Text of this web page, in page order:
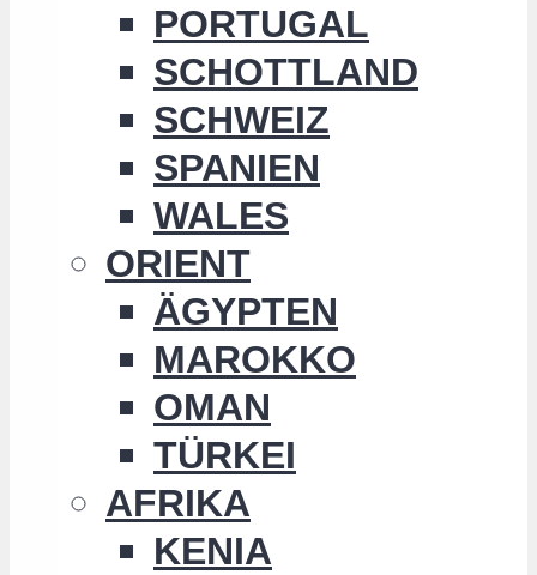
PORTUGAL
SCHOTTLAND
SCHWEIZ
SPANIEN
WALES
ORIENT
ÄGYPTEN
MAROKKO
OMAN
TÜRKEI
AFRIKA
KENIA